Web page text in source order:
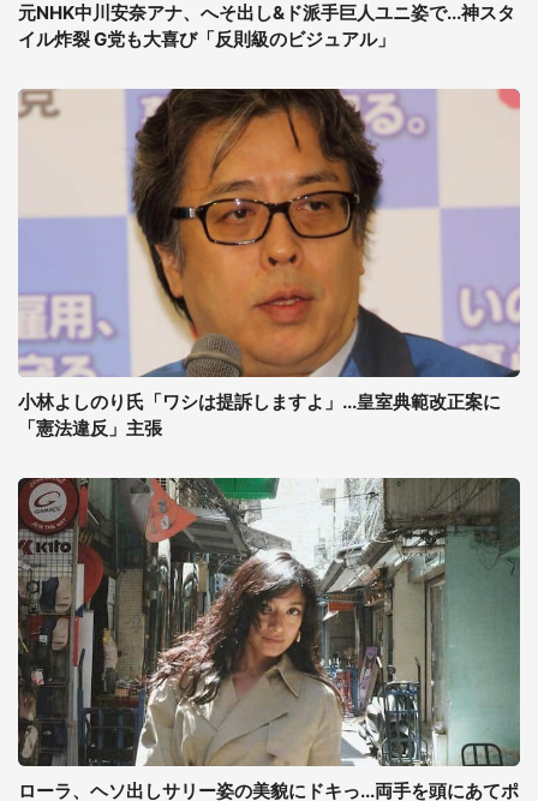
元NHK中川安奈アナ、へそ出し&ド派手巨人ユニ姿で...神スタ
イル炸裂 G党も大喜び「反則級のビジュアル」
小林よしのり氏「ワシは提訴しますよ」...皇室典範改正案に
「憲法違反」主張
ローラ、ヘソ出しサリー姿の美貌にドキっ...両手を頭にあてポ